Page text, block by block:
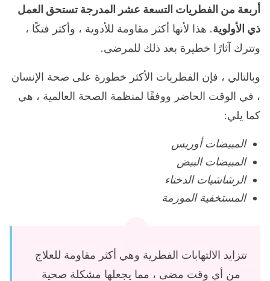
أربعة من الفطريات التسعة عشر المدرجة تستحق العمل
ذي الأولوية. هذا لأنها أكثر مقاومة للأدوية ، وأكثر فتكًا ،
وتترك آثارًا خطيرة بعد ذلك للمرضى.
وبالتالي ، فإن الفطريات الأكثر خطورة على صحة الإنسان
، في الوقت الحاضر ووفقًا لمنظمة الصحة العالمية ، هي
كما يلي:
المبيضات أوريس
المبيضات البيض
الرشاشيات الدخناء
المستخفية المورمة
تتزايد الالتهابات الفطرية وهي أكثر مقاومة للعلاج
من أي وقت مضى ، مما يجعلها مشكلة صحية